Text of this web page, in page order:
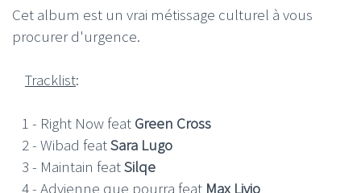
Cet album est un vrai métissage culturel à vous
procurer d'urgence.
Tracklist:
1 - Right Now feat Green Cross
2 - Wibad featSara Lugo
3 - Maintain featSilqe
4 - Advienne que pourra feat Max Livio